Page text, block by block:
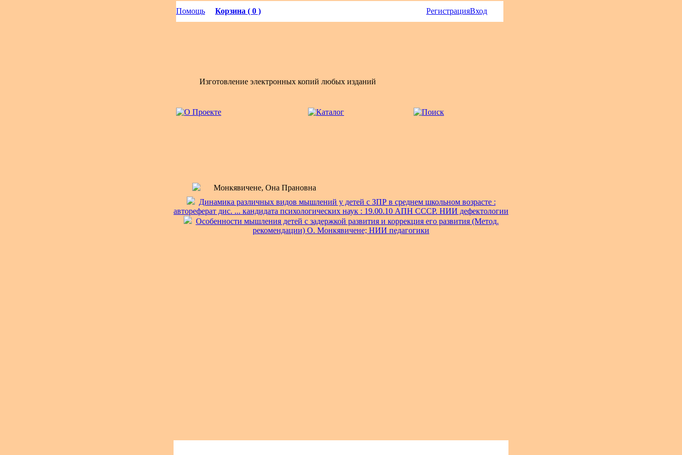
Помощь Корзина ( 0 ) РегистрацияВход
Изготовление электронных копий любых изданий
Монкявичене, Она Прановна
Динамика различных видов мышлений у детей с ЗПР в среднем школьном возрасте :
автореферат дис. ... кандидата психологических наук : 19.00.10 АПН СССР. НИИ дефектологии
Особенности мышления детей с задержкой развития и коррекция его развития (Метод.
рекомендации) О. Монкявичене; НИИ педагогики